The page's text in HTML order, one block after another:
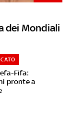
dei Mondiali
Fifa:
pronte a